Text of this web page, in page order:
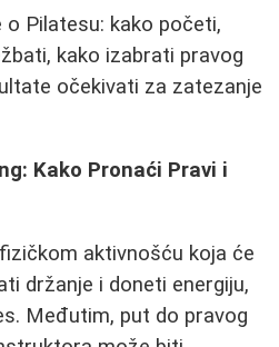
Pilatesu: kako početi,
kako izabrati pravog
očekivati za zatezanje
Kako Pronaći Pravi i
aktivnošću koja će
držanje i doneti energiju,
Međutim, put do pravog